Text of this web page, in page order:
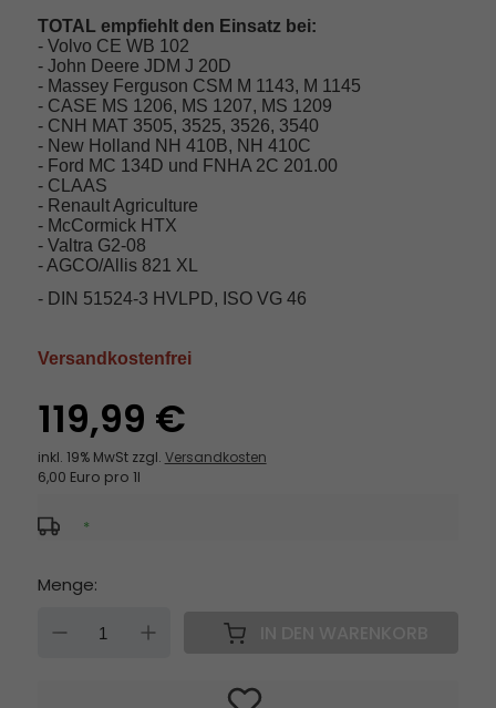
TOTAL empfiehlt den Einsatz bei:
- Volvo CE WB 102
- John Deere JDM J 20D
- Massey Ferguson CSM M 1143, M 1145
- CASE MS 1206, MS 1207, MS 1209
- CNH MAT 3505, 3525, 3526, 3540
- New Holland NH 410B, NH 410C
- Ford MC 134D und FNHA 2C 201.00
- CLAAS
- Renault Agriculture
- McCormick HTX
- Valtra G2-08
- AGCO/Allis 821 XL
- DIN 51524-3 HVLPD, ISO VG 46
Versandkostenfrei
119,99 €
inkl. 19% MwSt zzgl. Versandkosten
6,00 Euro pro 1l
*
Menge:
DOWN